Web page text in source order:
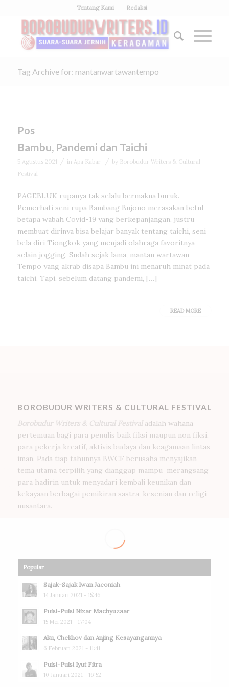
Tentang Kami Redaksi
Tag Archive for: mantanwartawantempo
Pos
Bambu, Pandemi dan Taichi
5 Agustus 2021 / in Apa Kabar / by Borobudur Writers & Cultural
Festival
PAGEBLUK rupanya tak selalu bermakna buruk.
Pemerhati seni rupa Bambang Bujono merasakan betul
betapa wabah Covid-19 yang berkepanjangan, justru
membuat dirinya bisa belajar banyak tentang taichi, seni
bela diri Tiongkok yang menjadi olahraga favoritnya
selain jogging. Sudah sejak lama, mantan wartawan
Tempo yang akrab disapa Bambu ini menaruh minat pada
taichi. Tapi, sebelum datang pandemi, […]
READ MORE
BOROBUDUR WRITERS & CULTURAL FESTIVAL
Borobudur Writers & Cultural Festival adalah wahana
pertemuan bagi para penulis baik fiksi maupun non fiksi,
para pekerja kreatif, aktivis budaya dan keagamaan lintas
iman. Pada tiap tahunnya BWCF berusaha menyajikan
tema utama terpilih yang dianggap mampu merangsang
para hadirin untuk menyadari kembali keunikan dan
kekayaan berbagai pemikiran sastra, kesenian dan religi
nusantara.
Popular
Sajak-Sajak Iwan Jaconiah
14 Januari 2021 - 15:46
Puisi-Puisi Nizar Machyuzaar
15 Mei 2021 - 17:04
Aku, Chekhov dan Anjing Kesayangannya
6 Februari 2021 - 11:41
Puisi-Puisi Iyut Fitra
10 Januari 2021 - 16:52